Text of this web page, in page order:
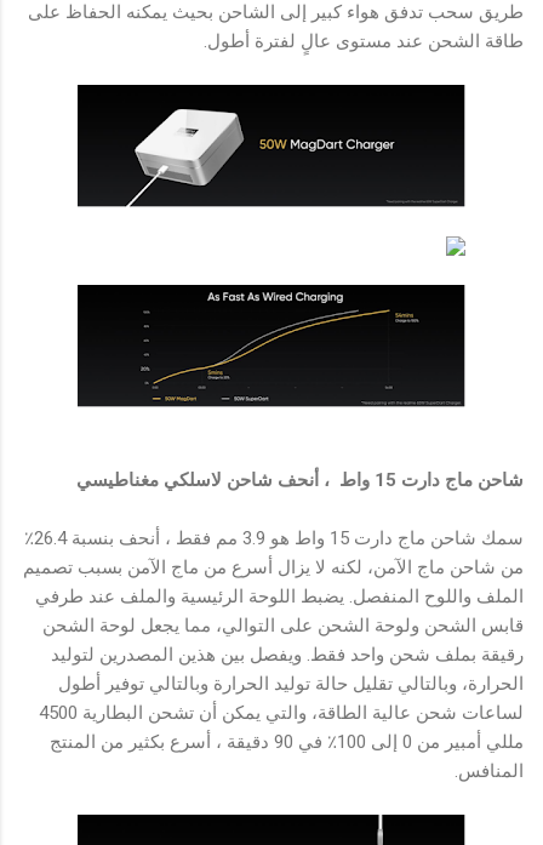
طريق سحب تدفق هواء كبير إلى الشاحن بحيث يمكنه الحفاظ على
طاقة الشحن عند مستوى عالٍ لفترة أطول.
شاحن ماج دارت 15 واط ، أنحف شاحن لاسلكي مغناطيسي
سمك شاحن ماج دارت 15 واط هو 3.9 مم فقط ، أنحف بنسبة 26.4٪
من شاحن ماج الآمن، لكنه لا يزال أسرع من ماج الآمن بسبب تصميم
الملف واللوح المنفصل. يضبط اللوحة الرئيسية والملف عند طرفي
قابس الشحن ولوحة الشحن على التوالي، مما يجعل لوحة الشحن
رقيقة بملف شحن واحد فقط. ويفصل بين هذين المصدرين لتوليد
الحرارة، وبالتالي تقليل حالة توليد الحرارة وبالتالي توفير أطول
لساعات شحن عالية الطاقة، والتي يمكن أن تشحن البطارية 4500
مللي أمبير من 0 إلى 100٪ في 90 دقيقة ، أسرع بكثير من المنتج
المنافس.